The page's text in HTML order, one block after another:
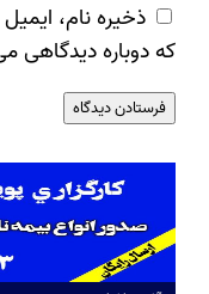
ذخیره نام،
که دوباره دیدگاهی